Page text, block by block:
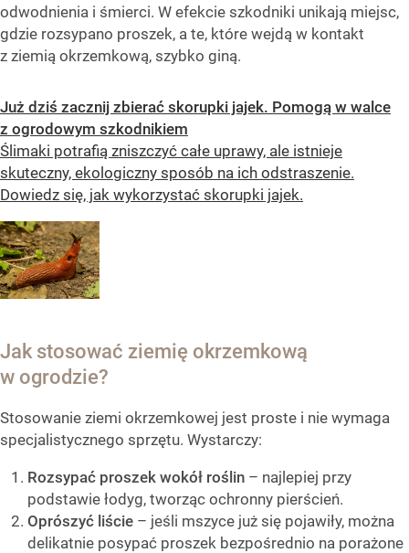
odwodnienia i śmierci. W efekcie szkodniki unikają miejsc,
gdzie rozsypano proszek, a te, które wejdą w kontakt
z ziemią okrzemkową, szybko giną.
Już dziś zacznij zbierać skorupki jajek. Pomogą w walce
z ogrodowym szkodnikiem
Ślimaki potrafią zniszczyć całe uprawy, ale istnieje
skuteczny, ekologiczny sposób na ich odstraszenie.
Dowiedz się, jak wykorzystać skorupki jajek.
Jak stosować ziemię okrzemkową
w ogrodzie?
Stosowanie ziemi okrzemkowej jest proste i nie wymaga
specjalistycznego sprzętu. Wystarczy:
Rozsypać proszek wokół roślin – najlepiej przy
podstawie łodyg, tworząc ochronny pierścień.
Oprószyć liście – jeśli mszyce już się pojawiły, można
delikatnie posypać proszek bezpośrednio na porażone